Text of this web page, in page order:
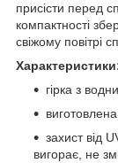
присісти перед
компактності
свіжому повітрі
гірка з
захист від
вигорає, не